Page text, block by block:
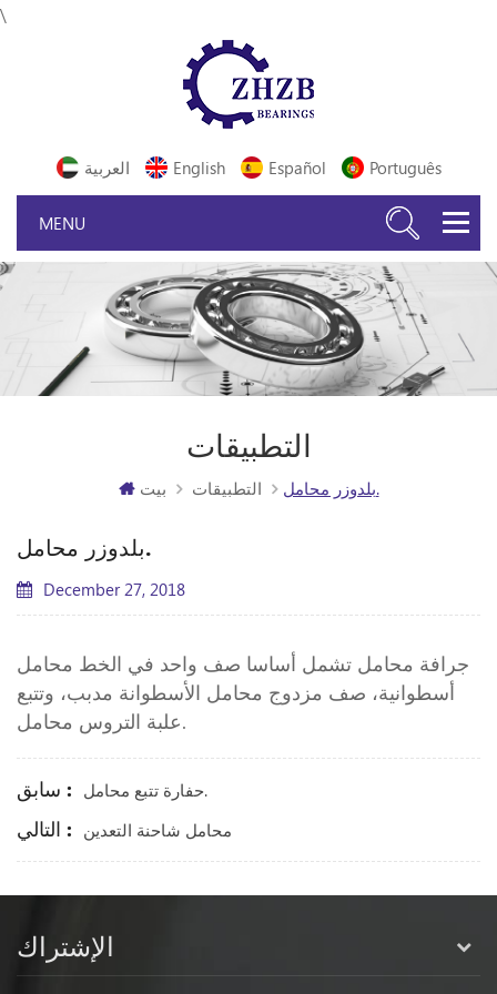
\
العربية English Español Português
التطبيقات
بيت التطبيقات بلدوزر محامل.
بلدوزر محامل.
December 27, 2018
جرافة محامل تشمل أساسا صف واحد في الخط محامل
أسطوانية، صف مزدوج محامل الأسطوانة مدبب، وتتبع
علبة التروس محامل.
سابق : حفارة تتبع محامل.
التالي : محامل شاحنة التعدين
الإشتراك